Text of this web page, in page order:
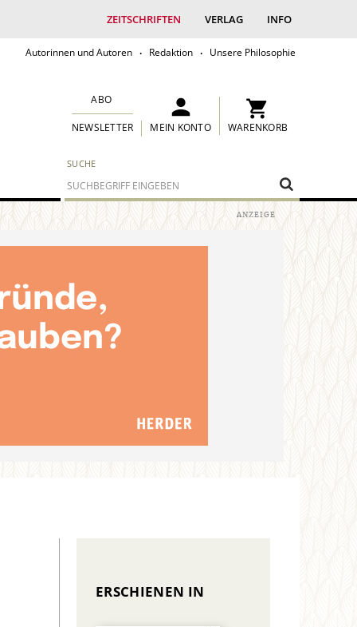
ZEITSCHRIFTEN VERLAG INFO
Autorinnen und Autoren Redaktion Unsere Philosophie
SUCHE
ABO
NEWSLETTER MEIN KONTO WARENKORB
ERSCHIENEN IN